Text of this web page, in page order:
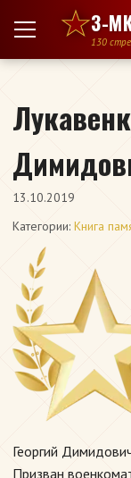
Перейти к 3-
130
13.10.2019
Категории: Книга
Георгий
Призван